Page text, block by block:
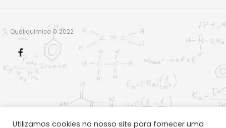
Qualiquimica © 2022
Utilizamos cookies no nosso site para fornecer uma